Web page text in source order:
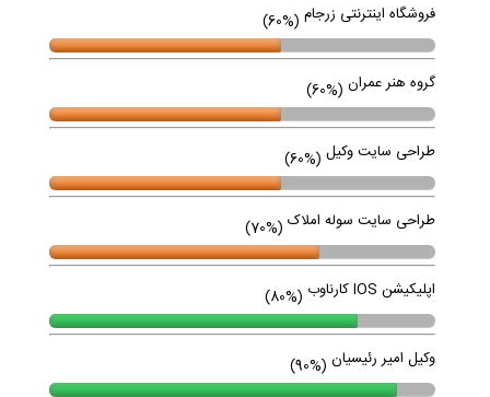
فروشگاه اینترنتی زرجام (60%)
گروه هنر عمران (60%)
طراحی سایت وکیل (60%)
طراحی سایت سوله املاک (70%)
اپلیکیشن IOS کارناوب (80%)
وکیل امیر رئیسیان (90%)